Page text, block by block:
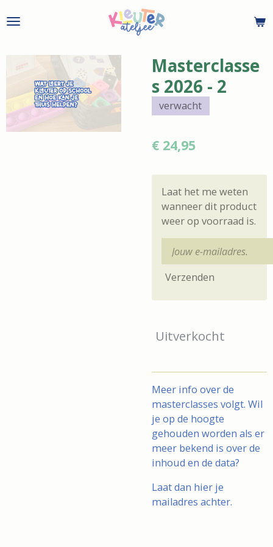
direct
hoofdinhoud
Masterclasse
s 2026 - 2
verwacht
€ 24,95
Laat het me weten
wanneer dit product
weer op voorraad is.
Verzenden
Uitverkocht
Meer info over de
masterclasses volgt. Wil
je op de hoogte
gehouden worden als er
meer bekend is over de
inhoud en de data?
Laat dan hier je
mailadres achter.